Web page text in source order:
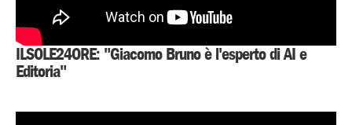
ILSOLE24ORE: "Giacomo Bruno è l'esperto di AI e
Editoria"